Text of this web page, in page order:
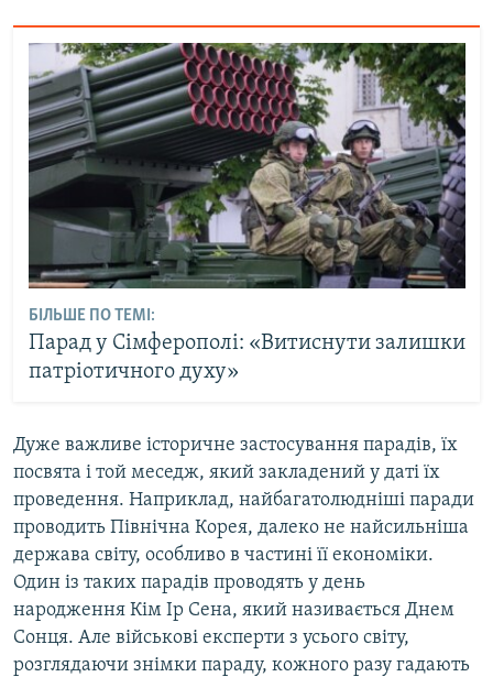
БІЛЬШЕ ПО ТЕМІ:
Парад у Сімферополі: «Витиснути залишки
патріотичного духу»
Дуже важливе історичне застосування парадів, їх
посвята і той меседж, який закладений у даті їх
проведення. Наприклад, найбагатолюдніші паради
проводить Північна Корея, далеко не найсильніша
держава світу, особливо в частині її економіки.
Один із таких парадів проводять у день
народження Кім Ір Сена, який називається Днем
Сонця. Але військові експерти з усього світу,
розглядаючи знімки параду, кожного разу гадають